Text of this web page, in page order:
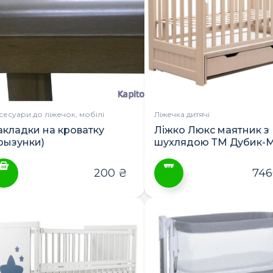
Параметри
можна
вибрати
на
сторінці
товару
до ліжечок, мобілі
на кроватку
200 ₴
Ліжечка дитячі
Ліжко Люкс маятник з
шухлядою ТМ Дубик-
має
кілька
варіантів.
Параметри